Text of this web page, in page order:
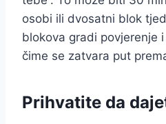
osobi ili dvosatni blok
blokova gradi povjerenje
čime se zatvara put
Prihvatite da